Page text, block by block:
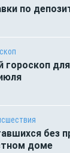
по
гороскоп
без
доме